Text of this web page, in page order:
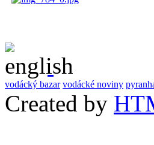
vodácký bazar vodácké noviny
Created by